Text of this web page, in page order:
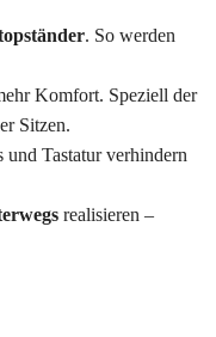
. So werden
Komfort. Speziell der
Sitzen.
Tastatur verhindern
realisieren –